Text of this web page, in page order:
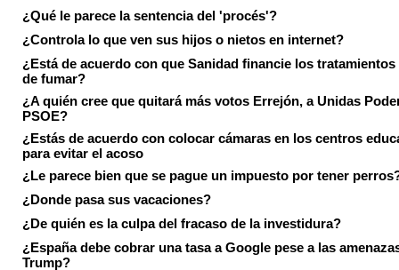
¿Qué le parece la sentencia del 'procés'?
¿Controla lo que ven sus hijos o nietos en internet?
¿Está de acuerdo con que Sanidad financie los tratamientos
de fumar?
¿A quién cree que quitará más votos Errejón, a Unidas
PSOE?
¿Estás de acuerdo con colocar cámaras en los centros
para evitar el acoso
¿Le parece bien que se pague un impuesto por tener
¿Donde pasa sus vacaciones?
¿De quién es la culpa del fracaso de la investidura?
¿España debe cobrar una tasa a Google pese a las
Trump?